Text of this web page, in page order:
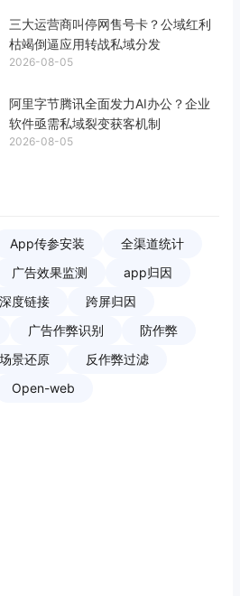
三大运营商叫停网售号卡？公域红利
枯竭倒逼应用转战私域分发
2026-08-05
阿里字节腾讯全面发力AI办公？企业
软件亟需私域裂变获客机制
2026-08-05
App传参安装
全渠道统计
广告效果监测
app归因
深度链接
跨屏归因
广告作弊识别
防作弊
场景还原
反作弊过滤
Open-web